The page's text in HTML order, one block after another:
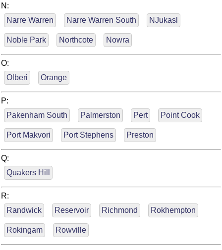
N:
Narre Warren
Narre Warren South NJukasl
Noble Park Northcote Nowra
O:
Olberi
Orange
P:
Pakenham South
Palmerston Pert Point Cook
Port Makvori Port Stephens Preston
Q:
Quakers Hill
R:
Randwick
Reservoir Richmond Rokhempton
Rokingam Rowville